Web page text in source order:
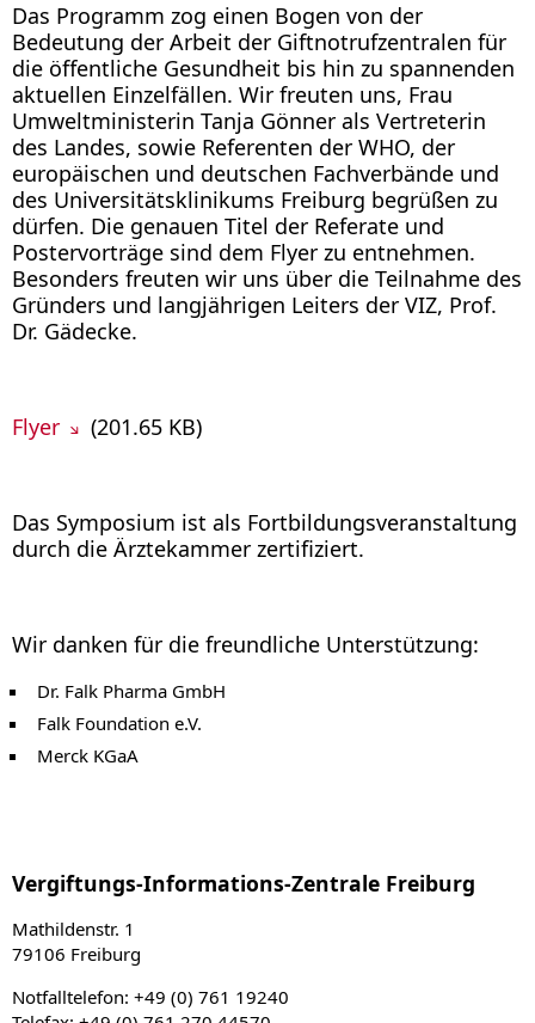
Palliative Care
Pneumologie und Schlafmedizin
Rheumatologie
Sonografie
Sozialpädiatrisches Zentrum (SPZ)
Stoffwechselzentrum
Vergiftungs-Informations-Zentrale
Das Programm zog einen Bogen von der
Bedeutung der Arbeit der Giftnotrufzentralen für
die öffentliche Gesundheit bis hin zu spannenden
aktuellen Einzelfällen. Wir freuten uns, Frau
Umweltministerin Tanja Gönner als Vertreterin
des Landes, sowie Referenten der WHO, der
europäischen und deutschen Fachverbände und
des Universitätsklinikums Freiburg begrüßen zu
dürfen. Die genauen Titel der Referate und
Postervorträge sind dem Flyer zu entnehmen.
Besonders freuten wir uns über die Teilnahme des
Gründers und langjährigen Leiters der VIZ, Prof.
Dr. Gädecke.
Flyer (201.65 KB)
Das Symposium ist als Fortbildungsveranstaltung
durch die Ärztekammer zertifiziert.
Wir danken für die freundliche Unterstützung:
Dr. Falk Pharma GmbH
Falk Foundation e.V.
Merck KGaA
Vergiftungs-Informations-Zentrale Freiburg
Mathildenstr. 1
79106 Freiburg
Notfalltelefon: +49 (0) 761 19240